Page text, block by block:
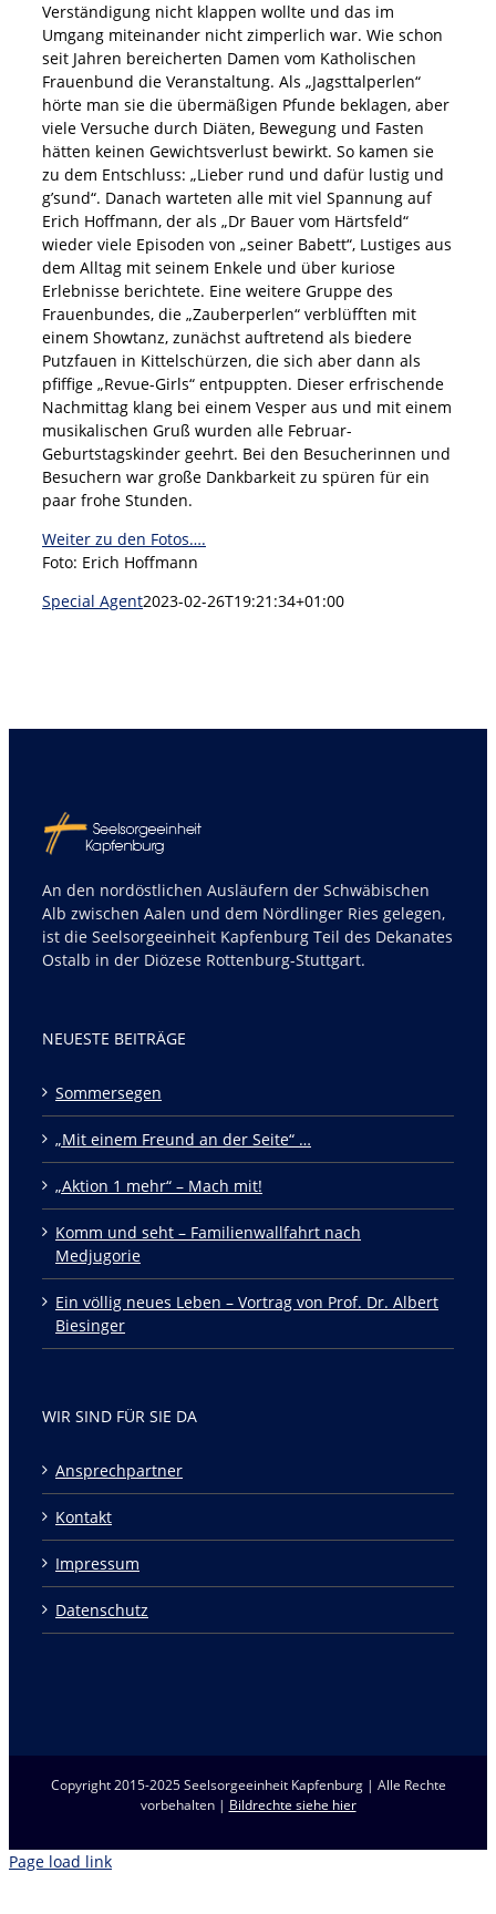
Verständigung nicht klappen wollte und das im
Umgang miteinander nicht zimperlich war. Wie schon
seit Jahren bereicherten Damen vom Katholischen
Frauenbund die Veranstaltung. Als „Jagsttalperlen“
hörte man sie die übermäßigen Pfunde beklagen, aber
viele Versuche durch Diäten, Bewegung und Fasten
hätten keinen Gewichtsverlust bewirkt. So kamen sie
zu dem Entschluss: „Lieber rund und dafür lustig und
g’sund“. Danach warteten alle mit viel Spannung auf
Erich Hoffmann, der als „Dr Bauer vom Härtsfeld“
wieder viele Episoden von „seiner Babett“, Lustiges aus
dem Alltag mit seinem Enkele und über kuriose
Erlebnisse berichtete. Eine weitere Gruppe des
Frauenbundes, die „Zauberperlen“ verblüfften mit
einem Showtanz, zunächst auftretend als biedere
Putzfauen in Kittelschürzen, die sich aber dann als
pfiffige „Revue-Girls“ entpuppten. Dieser erfrischende
Nachmittag klang bei einem Vesper aus und mit einem
musikalischen Gruß wurden alle Februar-
Geburtstagskinder geehrt. Bei den Besucherinnen und
Besuchern war große Dankbarkeit zu spüren für ein
paar frohe Stunden.
Weiter zu den Fotos….
Foto: Erich Hoffmann
Special Agent2023-02-26T19:21:34+01:00
An den nordöstlichen Ausläufern der Schwäbischen
Alb zwischen Aalen und dem Nördlinger Ries gelegen,
ist die Seelsorgeeinheit Kapfenburg Teil des Dekanates
Ostalb in der Diözese Rottenburg-Stuttgart.
NEUESTE BEITRÄGE
Sommersegen
„Mit einem Freund an der Seite“ …
„Aktion 1 mehr“ – Mach mit!
Komm und seht – Familienwallfahrt nach
Medjugorie
Ein völlig neues Leben – Vortrag von Prof. Dr. Albert
Biesinger
WIR SIND FÜR SIE DA
Ansprechpartner
Kontakt
Impressum
Datenschutz
Copyright 2015-2025 Seelsorgeeinheit Kapfenburg | Alle Rechte
vorbehalten | Bildrechte siehe hier
Page load link